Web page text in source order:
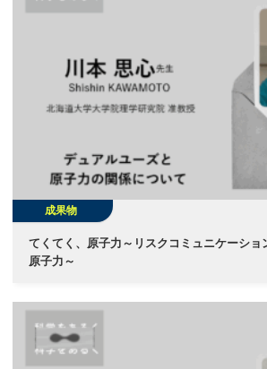
成果物
てくてく、原子力～リスクコミュニケーショ
原子力～